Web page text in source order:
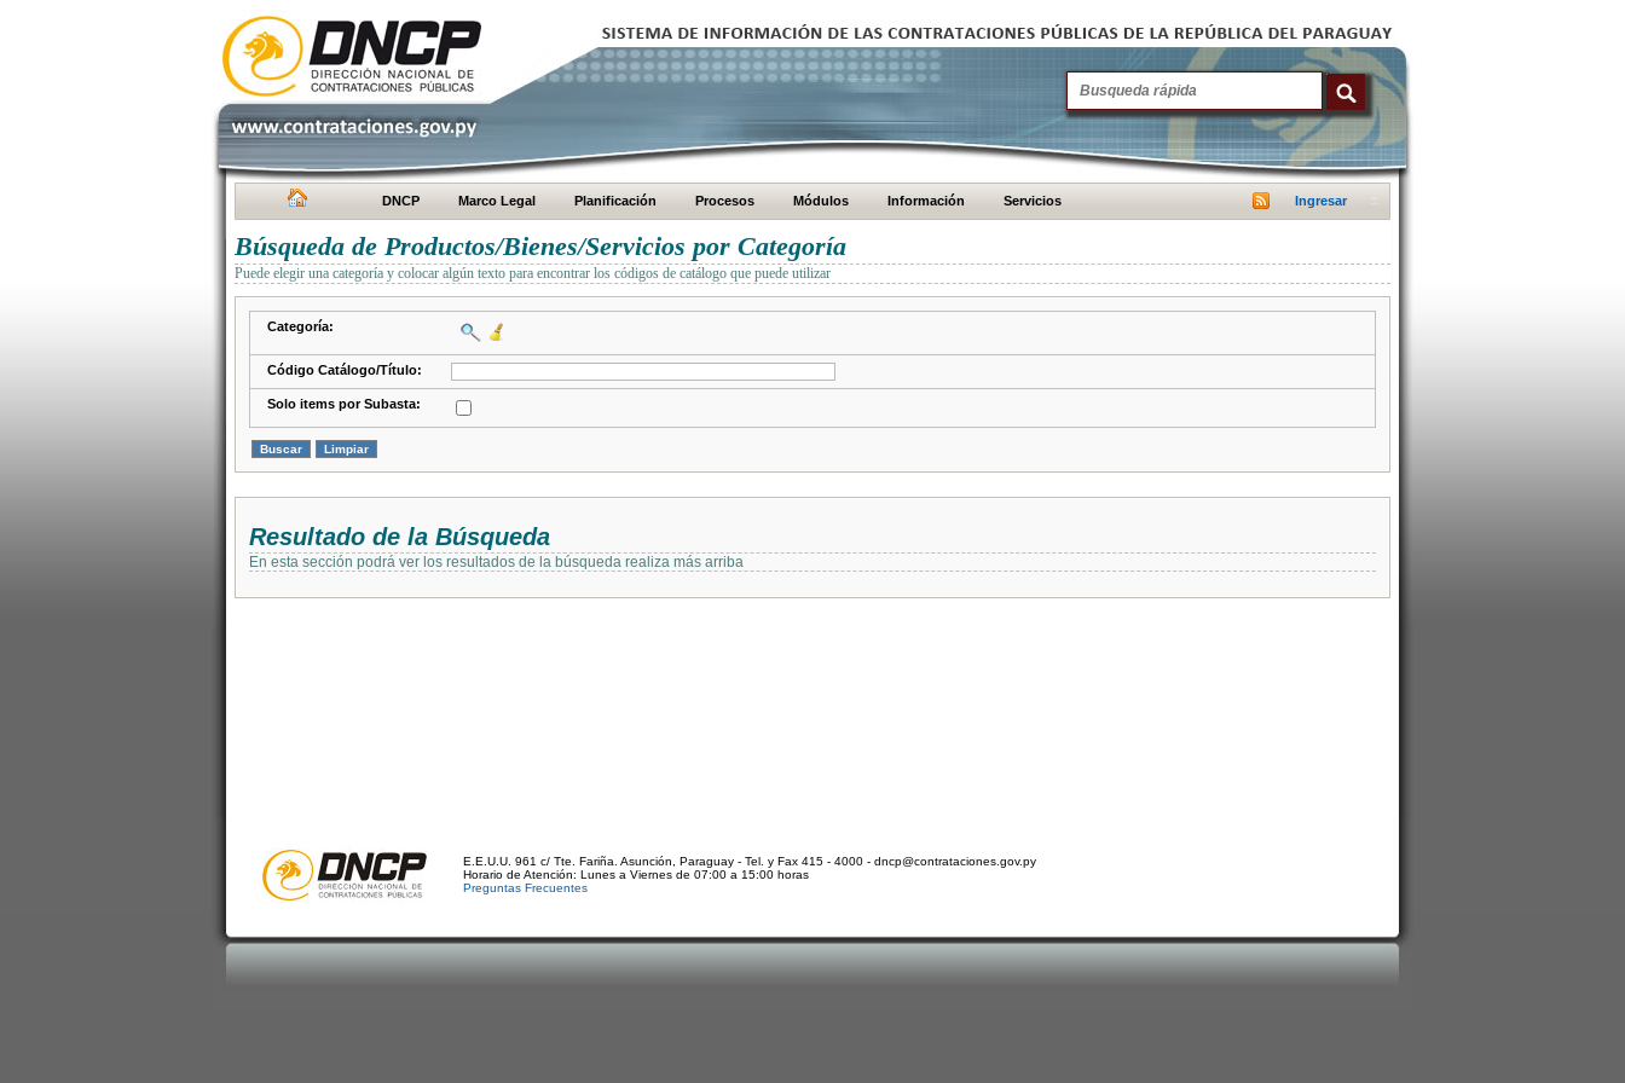
DNCP Marco Legal Planificación Procesos Módulos Información Servicios Ingresar
Búsqueda de Productos/Bienes/Servicios por Categoría
Puede elegir una categoría y colocar algún texto para encontrar los códigos de catálogo que puede utilizar
Categoría:
Código Catálogo/Título:
Solo items por Subasta:
Resultado de la Búsqueda
En esta sección podrá ver los resultados de la búsqueda realiza más arriba
E.E.U.U. 961 c/ Tte. Fariña. Asunción, Paraguay - Tel. y Fax 415 - 4000 - dncp@contrataciones.gov.py
Horario de Atención: Lunes a Viernes de 07:00 a 15:00 horas
Preguntas Frecuentes